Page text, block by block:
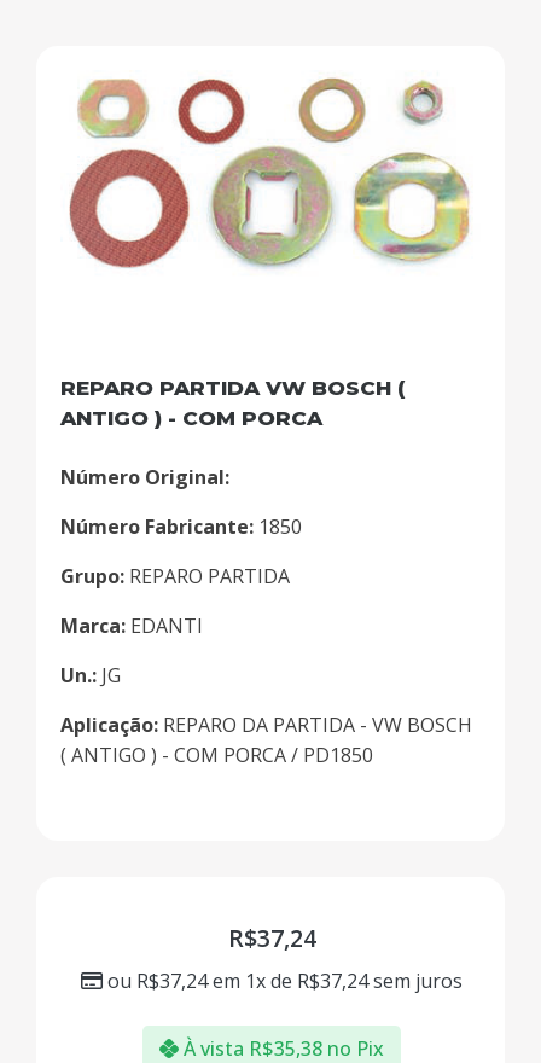
REPARO PARTIDA VW BOSCH (
ANTIGO ) - COM PORCA
Número Original:
Número Fabricante: 1850
Grupo: REPARO PARTIDA
Marca: EDANTI
Un.: JG
Aplicação: REPARO DA PARTIDA - VW BOSCH
( ANTIGO ) - COM PORCA / PD1850
R$37,24
ou R$37,24em 1x de R$37,24sem juros
À vista R$35,38 no Pix